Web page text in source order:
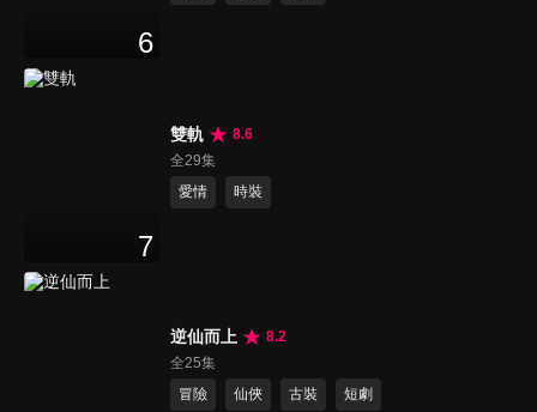
6
7
雙軌
8.6
全29集
愛情
時裝
逆仙而上
8.2
全25集
冒險
仙俠 古裝 短劇